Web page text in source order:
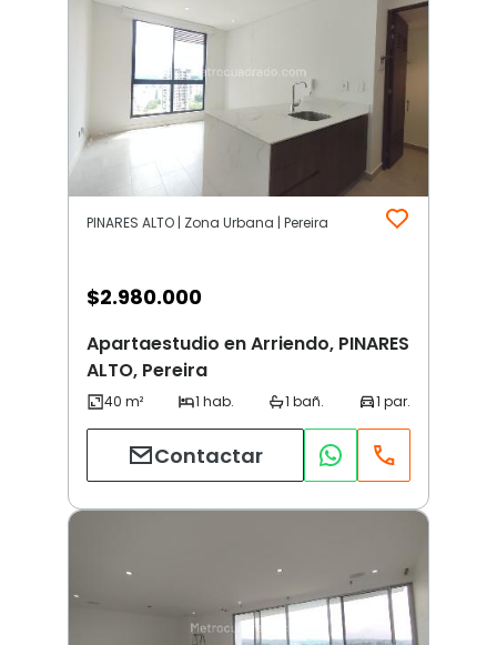
PINARES ALTO | Zona Urbana | Pereira
$2.980.000
Apartaestudio en Arriendo, PINARES
ALTO, Pereira
Contactar